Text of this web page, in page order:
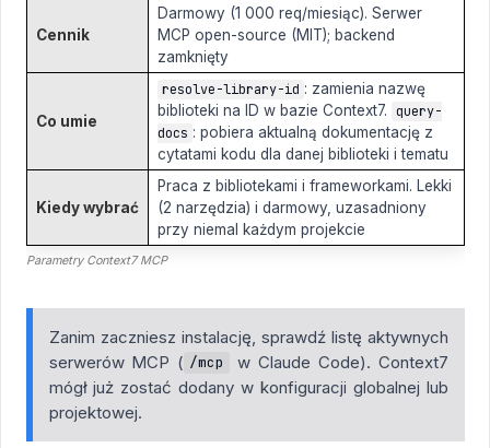
Parametry Context7 MCP
Cennik
Darmowy (1 000 req/miesiąc). Serwer
MCP open-source (MIT); backend
zamknięty
Co umie
resolve-library-id : zamienia nazwę
biblioteki na ID w bazie Context7. query-
docs : pobiera aktualną dokumentację z
cytatami kodu dla danej biblioteki i tematu
Kiedy wybrać
Praca z bibliotekami i frameworkami. Lekki
(2 narzędzia) i darmowy, uzasadniony
przy niemal każdym projekcie
Zanim zaczniesz instalację, sprawdź listę aktywnych
serwerów MCP ( /mcp
w Claude Code). Context7
mógł już zostać dodany w konfiguracji globalnej lub
projektowej.